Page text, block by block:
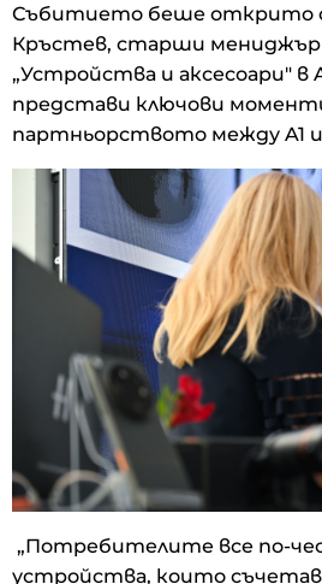
Събитието беше открито
Кръстев, старши
„Устройства и аксесоари" в
представи ключови
партньорството между A1 и
„Потребителите все по-
устройства, които